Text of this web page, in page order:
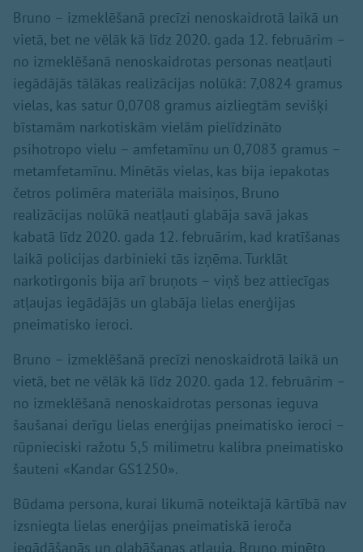
Bruno – izmeklēšanā precīzi nenoskaidrotā laikā un
vietā, bet ne vēlāk kā līdz 2020. gada 12. februārim –
no izmeklēšanā nenoskaidrotas personas neatļauti
iegādājās tālākas realizācijas nolūkā: 7,0824 gramus
vielas, kas satur 0,0708 gramus aizliegtām sevišķi
bīstamām narkotiskām vielām pielīdzināto
psihotropo vielu – amfetamīnu un 0,7083 gramus –
metamfetamīnu. Minētās vielas, kas bija iepakotas
četros polimēra materiāla maisiņos, Bruno
realizācijas nolūkā neatļauti glabāja savā jakas
kabatā līdz 2020. gada 12. februārim, kad kratīšanas
laikā policijas darbinieki tās izņēma. Turklāt
narkotirgonis bija arī bruņots – viņš bez attiecīgas
atļaujas iegādājās un glabāja lielas enerģijas
pneimatisko ieroci.
Bruno – izmeklēšanā precīzi nenoskaidrotā laikā un
vietā, bet ne vēlāk kā līdz 2020. gada 12. februārim –
no izmeklēšanā nenoskaidrotas personas ieguva
šaušanai derīgu lielas enerģijas pneimatisko ieroci –
rūpnieciski ražotu 5,5 milimetru kalibra pneimatisko
šauteni «Kandar GS1250».
Būdama persona, kurai likumā noteiktajā kārtībā nav
izsniegta lielas enerģijas pneimatiskā ieroča
iegādāšanās un glabāšanas atļauja, Bruno minēto